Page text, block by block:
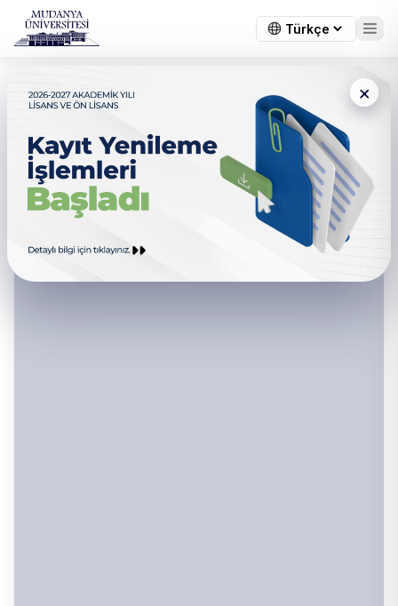
×
Sağlık Bilimleri Fakültesi -
Muafiyet ve İntibak Komisyonu